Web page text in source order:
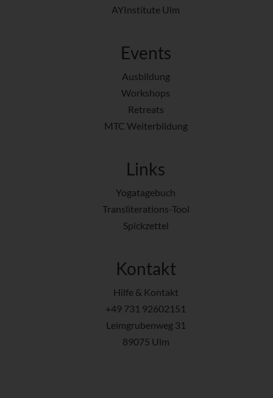
AYInstitute Ulm
Events
Ausbildung
Workshops
Retreats
MTC Weiterbildung
Links
Yogatagebuch
Transliterations-Tool
Spickzettel
Kontakt
Hilfe & Kontakt
+49 731 92602151
Leimgrubenweg 31
89075 Ulm